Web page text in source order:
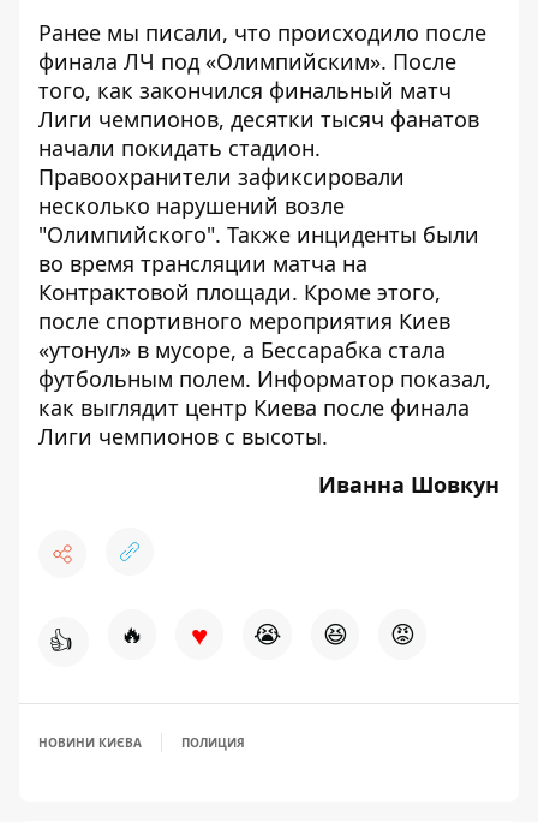
Ранее мы писали, что происходило после
финала ЛЧ под «Олимпийским». После
того, как закончился финальный матч
Лиги чемпионов, десятки тысяч фанатов
начали покидать стадион.
Правоохранители зафиксировали
несколько нарушений возле
"Олимпийского". Также инциденты были
во время трансляции матча на
Контрактовой площади. Кроме этого,
после спортивного мероприятия Киев
«утонул» в мусоре, а Бессарабка стала
футбольным полем. Информатор показал,
как выглядит центр Киева после финала
Лиги чемпионов с высоты.
Иванна Шовкун
👍 🔥 ♥ 😭 😆 😡
НОВИНИ КИЄВА ПОЛИЦИЯ